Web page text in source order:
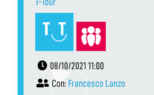
08/10/2021 11:00
Con: Francesco Lanzo